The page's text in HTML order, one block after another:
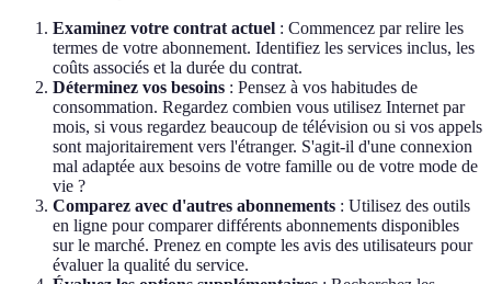
Examinez votre contrat actuel : Commencez par relire les
termes de votre abonnement. Identifiez les services inclus, les
coûts associés et la durée du contrat.
Déterminez vos besoins : Pensez à vos habitudes de
consommation. Regardez combien vous utilisez Internet par
mois, si vous regardez beaucoup de télévision ou si vos appels
sont majoritairement vers l'étranger. S'agit-il d'une connexion
mal adaptée aux besoins de votre famille ou de votre mode de
vie ?
Comparez avec d'autres abonnements : Utilisez des outils
en ligne pour comparer différents abonnements disponibles
sur le marché. Prenez en compte les avis des utilisateurs pour
évaluer la qualité du service.